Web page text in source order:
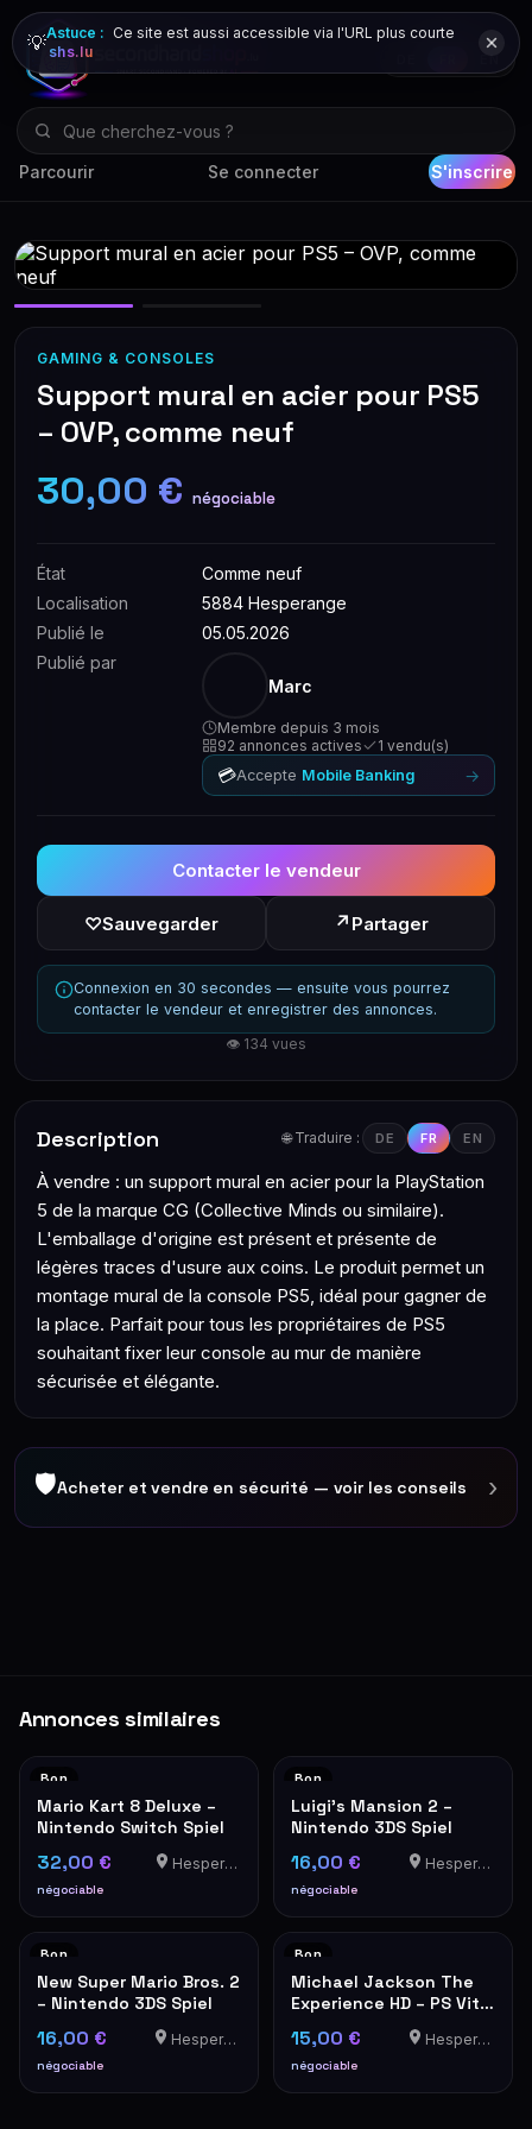
Parcourir Se connecter S'inscrire
💡Astuce : Ce site est aussi accessible via l'URL plus courte
shs.lu
GAMING & CONSOLES
Support mural en acier pour PS5
– OVP, comme neuf
30,00 € négociable
État
Comme neuf
Localisation
5884 Hesperange
Publié le
05.05.2026
Publié par
Marc
Membre depuis 3 mois
92 annonces actives
1 vendu(s)
💳Accepte Mobile Banking →
Contacter le vendeur
♡Sauvegarder ↗ Partager
Connexion en 30 secondes — ensuite vous pourrez
contacter le vendeur et enregistrer des annonces.
👁 134 vues
Description 🌐 Traduire : DE FR EN
À vendre : un support mural en acier pour la PlayStation
5 de la marque CG (Collective Minds ou similaire).
L'emballage d'origine est présent et présente de
légères traces d'usure aux coins. Le produit permet un
montage mural de la console PS5, idéal pour gagner de
la place. Parfait pour tous les propriétaires de PS5
souhaitant fixer leur console au mur de manière
sécurisée et élégante.
🛡Acheter et vendre en sécurité — voir les conseils ›
Annonces similaires
Bon
Mario Kart 8 Deluxe –
Nintendo Switch Spiel
32,00 €
négociable
Hesperange
Bon
Luigi's Mansion 2 –
Nintendo 3DS Spiel
16,00 €
négociable
Hesperange
Bon
New Super Mario Bros. 2
– Nintendo 3DS Spiel
16,00 €
négociable
Hesperange
Bon
Michael Jackson The
Experience HD – PS Vita
15,00 €
négociable
Hesperange